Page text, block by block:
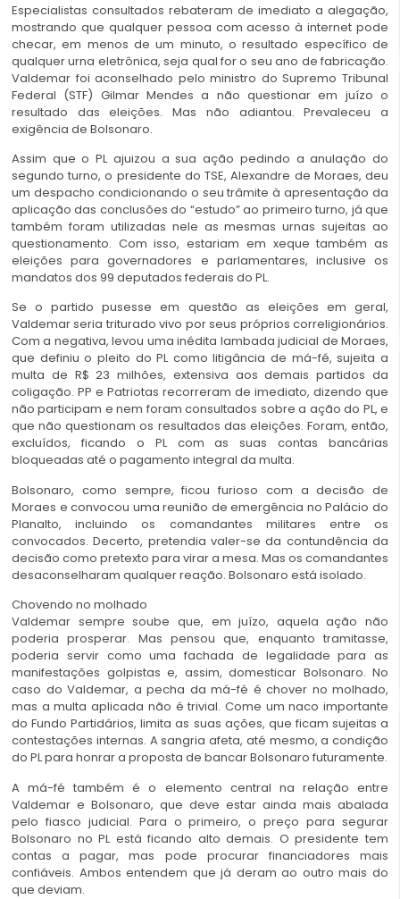
Especialistas consultados rebateram de imediato a alegação,
mostrando que qualquer pessoa com acesso à internet pode
checar, em menos de um minuto, o resultado específico de
qualquer urna eletrônica, seja qual for o seu ano de fabricação.
Valdemar foi aconselhado pelo ministro do Supremo Tribunal
Federal (STF) Gilmar Mendes a não questionar em juízo o
resultado das eleições. Mas não adiantou. Prevaleceu a
exigência de Bolsonaro.
Assim que o PL ajuizou a sua ação pedindo a anulação do
segundo turno, o presidente do TSE, Alexandre de Moraes, deu
um despacho condicionando o seu trâmite à apresentação da
aplicação das conclusões do “estudo” ao primeiro turno, já que
também foram utilizadas nele as mesmas urnas sujeitas ao
questionamento. Com isso, estariam em xeque também as
eleições para governadores e parlamentares, inclusive os
mandatos dos 99 deputados federais do PL.
Se o partido pusesse em questão as eleições em geral,
Valdemar seria triturado vivo por seus próprios correligionários.
Com a negativa, levou uma inédita lambada judicial de Moraes,
que definiu o pleito do PL como litigância de má-fé, sujeita a
multa de R$ 23 milhões, extensiva aos demais partidos da
coligação. PP e Patriotas recorreram de imediato, dizendo que
não participam e nem foram consultados sobre a ação do PL, e
que não questionam os resultados das eleições. Foram, então,
excluídos, ficando o PL com as suas contas bancárias
bloqueadas até o pagamento integral da multa.
Bolsonaro, como sempre, ficou furioso com a decisão de
Moraes e convocou uma reunião de emergência no Palácio do
Planalto, incluindo os comandantes militares entre os
convocados. Decerto, pretendia valer-se da contundência da
decisão como pretexto para virar a mesa. Mas os comandantes
desaconselharam qualquer reação. Bolsonaro está isolado.
Chovendo no molhado
Valdemar sempre soube que, em juízo, aquela ação não
poderia prosperar. Mas pensou que, enquanto tramitasse,
poderia servir como uma fachada de legalidade para as
manifestações golpistas e, assim, domesticar Bolsonaro. No
caso do Valdemar, a pecha da má-fé é chover no molhado,
mas a multa aplicada não é trivial. Come um naco importante
do Fundo Partidários, limita as suas ações, que ficam sujeitas a
contestações internas. A sangria afeta, até mesmo, a condição
do PL para honrar a proposta de bancar Bolsonaro futuramente.
A má-fé também é o elemento central na relação entre
Valdemar e Bolsonaro, que deve estar ainda mais abalada
pelo fiasco judicial. Para o primeiro, o preço para segurar
Bolsonaro no PL está ficando alto demais. O presidente tem
contas a pagar, mas pode procurar financiadores mais
confiáveis. Ambos entendem que já deram ao outro mais do
que deviam.